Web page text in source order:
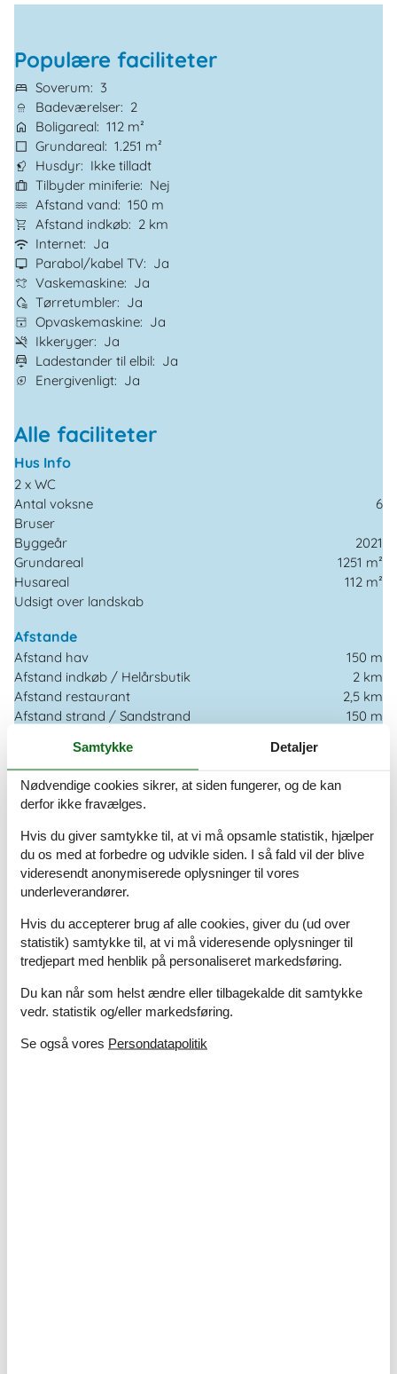
Populære faciliteter
Soverum
3
Badeværelser
2
Boligareal 112 m²
Grundareal 1.251 m²
Husdyr
Ikke tilladt
Tilbyder miniferie
Nej
Afstand vand
150 m
Afstand indkøb
2 km
Internet
Ja
Parabol/kabel TV
Ja
Vaskemaskine
Ja
Tørretumbler
Ja
Opvaskemaskine
Ja
Ikkeryger
Ja
Ladestander til elbil
Ja
Energivenligt
Ja
Alle faciliteter
Hus Info
2 x WC
Antal voksne
6
Bruser
Byggeår
2021
Grundareal
1251 m²
Husareal
112 m²
Udsigt over landskab
Afstande
Afstand hav
150 m
Afstand indkøb / Helårsbutik
2 km
Afstand restaurant
2,5 km
Afstand strand / Sandstrand
150 m
Energi / Opvarmning
Varmepumpe
Hårde hvidevarer
Elkedel
Emhætte
Kaffemaskine
Kogeplader
Mikroovn
Opvaskemaskine
Ovn
Tørretumbler
Vaskemaskine
Multimedier
Samtykke Detaljer
Nødvendige cookies sikrer, at siden fungerer, og de kan
derfor ikke fravælges.
Hvis du giver samtykke til, at vi må opsamle statistik, hjælper
du os med at forbedre og udvikle siden. I så fald vil der blive
videresendt anonymiserede oplysninger til vores
underleverandører.
Hvis du accepterer brug af alle cookies, giver du (ud over
statistik) samtykke til, at vi må videresende oplysninger til
tredjepart med henblik på personaliseret markedsføring.
Du kan når som helst ændre eller tilbagekalde dit samtykke
vedr. statistik og/eller markedsføring.
Se også vores Persondatapolitik